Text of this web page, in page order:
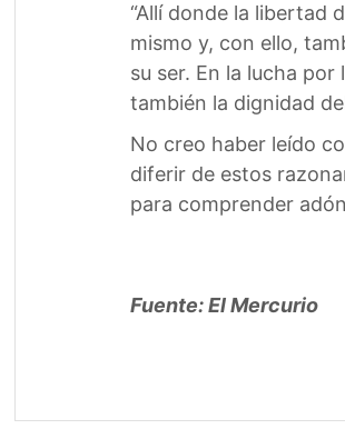
“Allí donde la libertad
mismo y, con ello,
su ser. En la lucha
también la dignidad
No creo haber leído
diferir de estos
para comprender
Fuente: El Mercurio